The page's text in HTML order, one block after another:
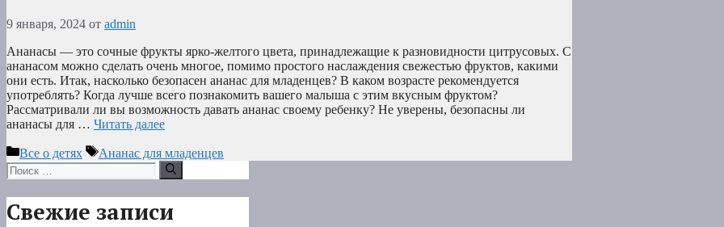
9 января, 2024 от admin
Ананасы — это сочные фрукты ярко-желтого цвета, принадлежащие к разновидности цитрусовых. С
ананасом можно сделать очень многое, помимо простого наслаждения свежестью фруктов, какими
они есть. Итак, насколько безопасен ананас для младенцев? В каком возрасте рекомендуется
употреблять? Когда лучше всего познакомить вашего малыша с этим вкусным фруктом?
Рассматривали ли вы возможность давать ананас своему ребенку? Не уверены, безопасны ли
ананасы для … Читать далее
Рубрики
Все о детях Метки
Ананас для младенцев
Поиск:
Свежие записи